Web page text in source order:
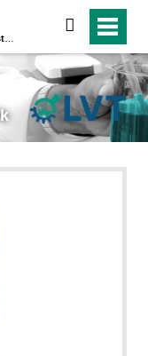
suchen